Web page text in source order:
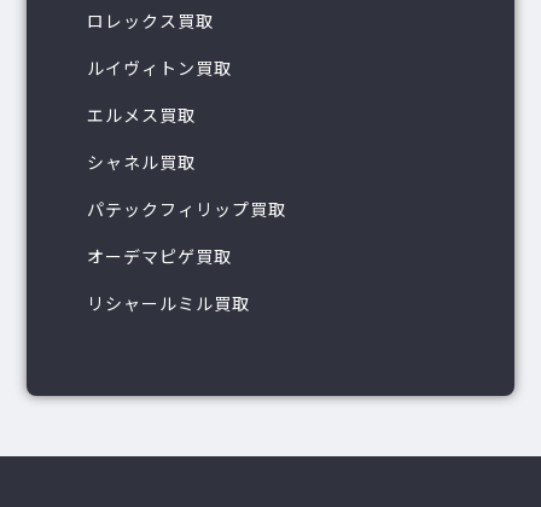
ロレックス買取
ルイヴィトン買取
エルメス買取
シャネル買取
パテックフィリップ買取
オーデマピゲ買取
リシャールミル買取